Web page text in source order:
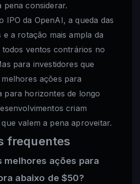
pena considerar.
IPO da OpenAI, a queda das
e a rotação mais ampla da
todos ventos contrários no
para investidores que
ações para
para horizontes de longo
criam
valem a pena aproveitar.
frequentes
melhores ações para
abaixo de $50?